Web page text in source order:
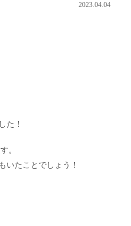
2023.04.04
た！
。
いたことでしょう！